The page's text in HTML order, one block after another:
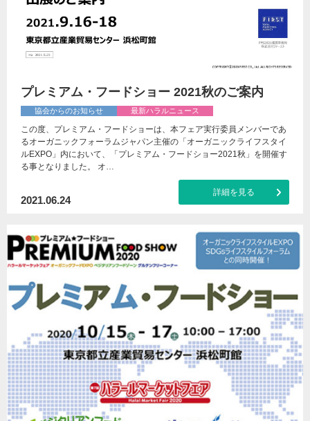
プレミアム・フードショー 2021秋のご案内
協会からのお知らせ 最新ハラルニュース
この度、プレミアム・フードショーは、本フェア実行委員メンバーであ
るオーガニックフォーラムジャパン主催の「オーガニックライフスタイ
ルEXPO」内において、「プレミアム・フードショー2021秋」を開催す
る事となりました。 オ…
2021.06.24
詳細を見る